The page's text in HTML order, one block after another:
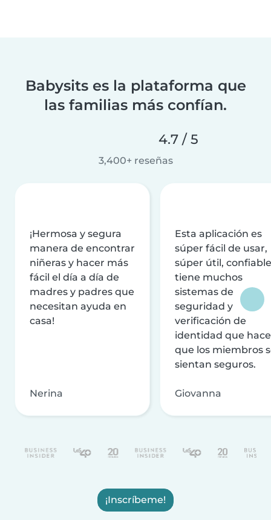
Babysits es la plataforma que
las familias más confían.
4.7 / 5
3,400+ reseñas
¡Hermosa y segura
manera de encontrar
niñeras y hacer más
fácil el día a día de
madres y padres que
necesitan ayuda en
casa!
Nerina
Esta aplicación es
súper fácil de usar,
súper útil,
tiene muchos
sistemas de
seguridad y
verificación de
identidad que
que los miembros
sientan seguros.
Giovanna
¡Inscríbeme!